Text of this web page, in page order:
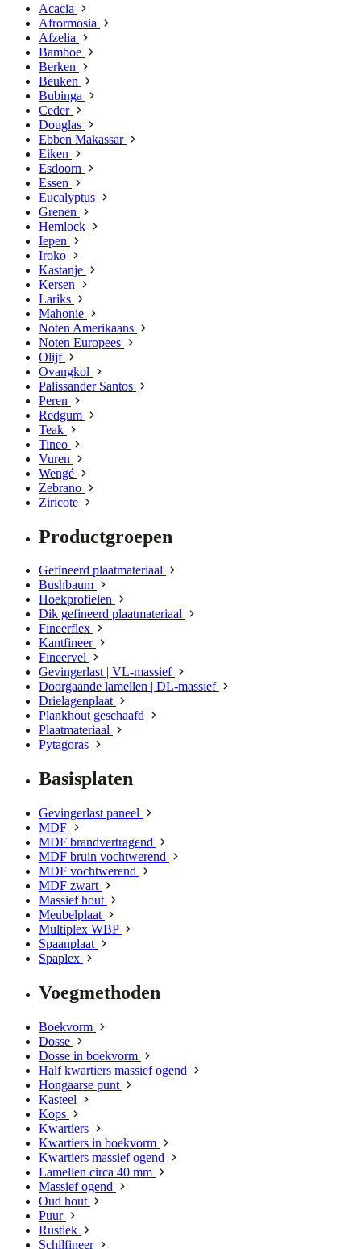
Acacia
Afrormosia
Afzelia
Bamboe
Berken
Beuken
Bubinga
Ceder
Douglas
Ebben Makassar
Eiken
Esdoorn
Essen
Eucalyptus
Grenen
Hemlock
Iepen
Iroko
Kastanje
Kersen
Lariks
Mahonie
Noten Amerikaans
Noten Europees
Olijf
Ovangkol
Palissander Santos
Peren
Redgum
Teak
Tineo
Vuren
Wengé
Zebrano
Ziricote
Productgroepen
Gefineerd plaatmateriaal
Bushbaum
Hoekprofielen
Dik gefineerd plaatmateriaal
Fineerflex
Kantfineer
Fineervel
Gevingerlast | VL-massief
Doorgaande lamellen | DL-massief
Drielagenplaat
Plankhout geschaafd
Plaatmateriaal
Pytagoras
Basisplaten
Gevingerlast paneel
MDF
MDF brandvertragend
MDF bruin vochtwerend
MDF vochtwerend
MDF zwart
Massief hout
Meubelplaat
Multiplex WBP
Spaanplaat
Spaplex
Voegmethoden
Boekvorm
Dosse
Dosse in boekvorm
Half kwartiers massief ogend
Hongaarse punt
Kasteel
Kops
Kwartiers
Kwartiers in boekvorm
Kwartiers massief ogend
Lamellen circa 40 mm
Massief ogend
Oud hout
Puur
Rustiek
Schilfineer